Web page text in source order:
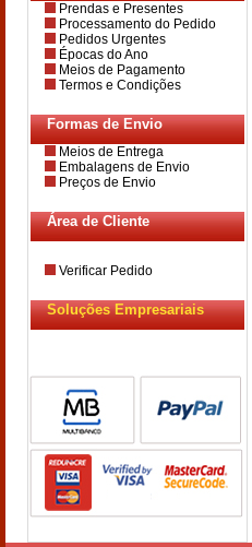
Prendas e Presentes
Processamento do Pedido
Pedidos Urgentes
Épocas do Ano
Meios de Pagamento
Termos e Condições
Formas de Envio
Meios de Entrega
Embalagens de Envio
Preços de Envio
Área de Cliente
Verificar Pedido
Soluções Empresariais